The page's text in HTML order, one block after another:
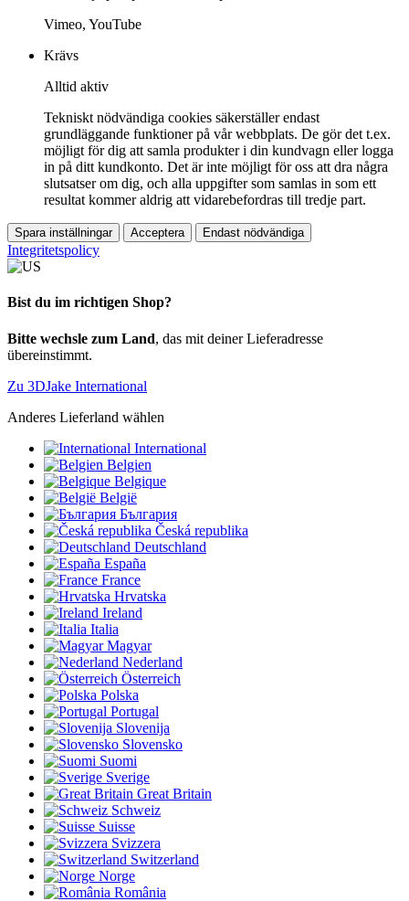
Vimeo, YouTube
Krävs
Alltid aktiv
Tekniskt nödvändiga cookies säkerställer endast
grundläggande funktioner på vår webbplats. De gör det t.ex.
möjligt för dig att samla produkter i din kundvagn eller logga
in på ditt kundkonto. Det är inte möjligt för oss att dra några
slutsatser om dig, och alla uppgifter som samlas in som ett
resultat kommer aldrig att vidarebefordras till tredje part.
Spara inställningar Acceptera Endast nödvändiga
Integritetspolicy
Bist du im richtigen Shop?
Bitte wechsle zum Land, das mit deiner Lieferadresse
übereinstimmt.
Zu 3DJake International
Anderes Lieferland wählen
International
Belgien
Belgique
België
България
Česká republika
Deutschland
España
France
Hrvatska
Ireland
Italia
Magyar
Nederland
Österreich
Polska
Portugal
Slovenija
Slovensko
Suomi
Sverige
Great Britain
Schweiz
Suisse
Svizzera
Switzerland
Norge
România